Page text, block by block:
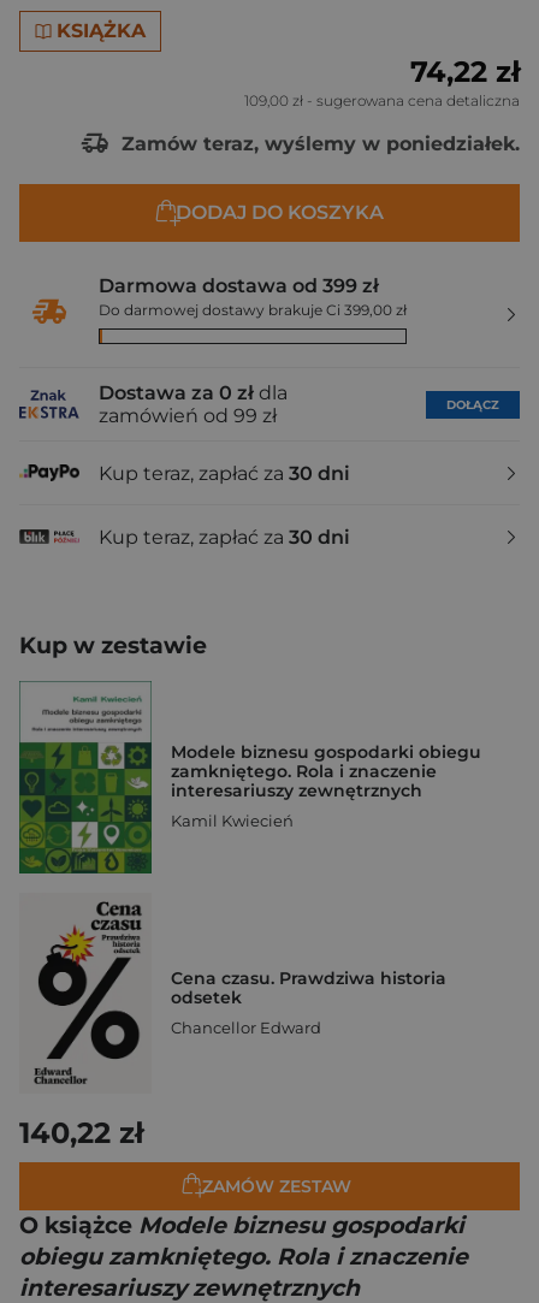
KSIĄŻKA
74,22 zł
109,00 zł - sugerowana cena detaliczna
Zamów teraz, wyślemy w poniedziałek.
DODAJ DO KOSZYKA
Darmowa dostawa od 399 zł
Do darmowej dostawy brakuje Ci 399,00 zł
Dostawa za 0 zł dla
zamówień od 99 zł
DOŁĄCZ
Kup teraz, zapłać za 30 dni
Kup teraz, zapłać za 30 dni
Kup w zestawie
Modele biznesu gospodarki obiegu
zamkniętego. Rola i znaczenie
interesariuszy zewnętrznych
Kamil Kwiecień
Cena czasu. Prawdziwa historia
odsetek
Chancellor Edward
140,22 zł
ZAMÓW ZESTAW
O książce Modele biznesu gospodarki
obiegu zamkniętego. Rola i znaczenie
interesariuszy zewnętrznych